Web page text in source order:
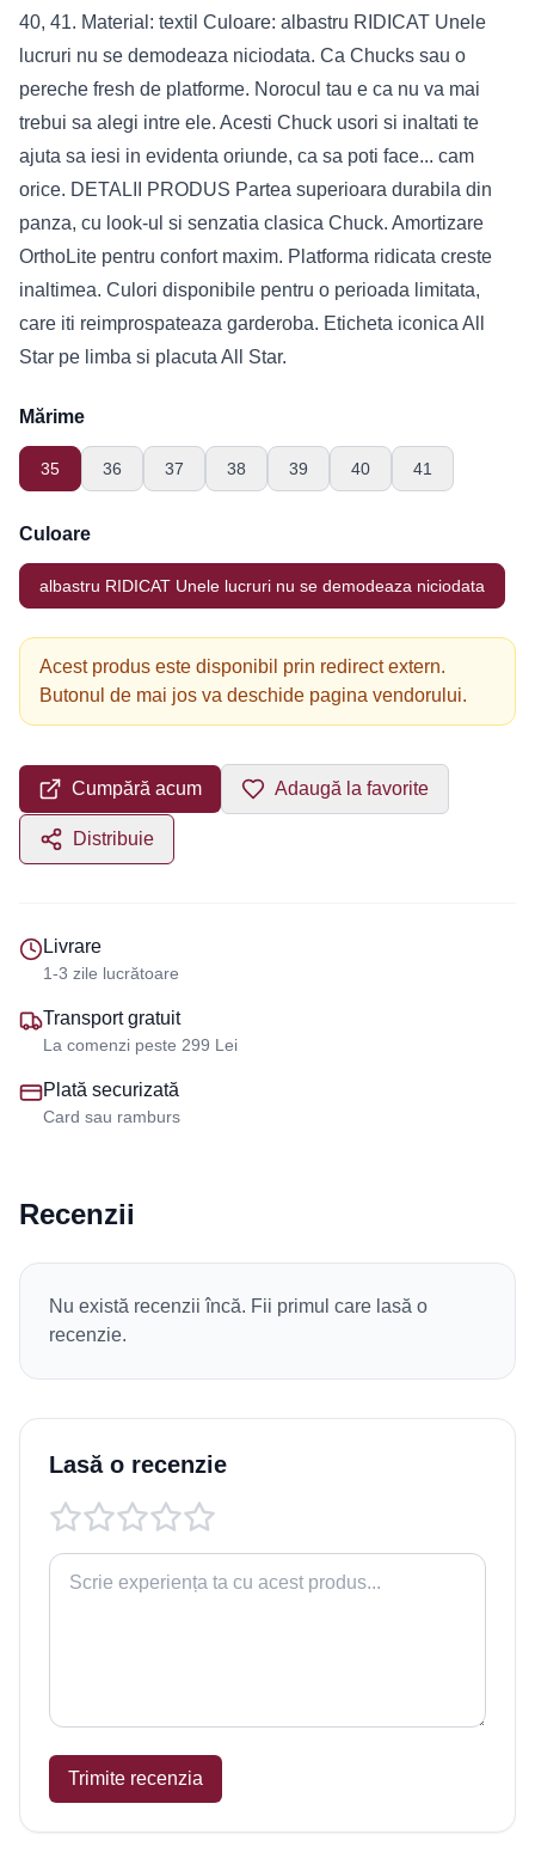
40, 41. Material: textil Culoare: albastru RIDICAT Unele
lucruri nu se demodeaza niciodata. Ca Chucks sau o
pereche fresh de platforme. Norocul tau e ca nu va mai
trebui sa alegi intre ele. Acesti Chuck usori si inaltati te
ajuta sa iesi in evidenta oriunde, ca sa poti face... cam
orice. DETALII PRODUS Partea superioara durabila din
panza, cu look-ul si senzatia clasica Chuck. Amortizare
OrthoLite pentru confort maxim. Platforma ridicata creste
inaltimea. Culori disponibile pentru o perioada limitata,
care iti reimprospateaza garderoba. Eticheta iconica All
Star pe limba si placuta All Star.
Mărime
35 36 37 38 39 40 41
Culoare
albastru RIDICAT Unele lucruri nu se demodeaza niciodata
Acest produs este disponibil prin redirect extern.
Butonul de mai jos va deschide pagina vendorului.
Cumpără acum Adaugă la favorite
Distribuie
Livrare
1-3 zile lucrătoare
Transport gratuit
La comenzi peste 299 Lei
Plată securizată
Card sau ramburs
Recenzii
Nu există recenzii încă. Fii primul care lasă o
recenzie.
Lasă o recenzie
Trimite recenzia